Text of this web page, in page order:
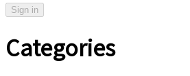
Sign in
Categories